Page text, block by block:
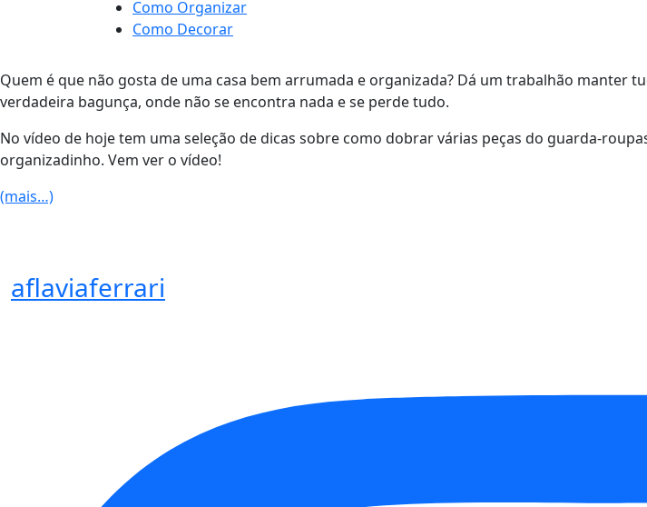
Como Organizar
Como Decorar
Quem é que não gosta de uma casa bem arrumada e organizada? Dá um trabalhão manter
verdadeira bagunça, onde não se encontra nada e se perde tudo.
No vídeo de hoje tem uma seleção de dicas sobre como dobrar várias peças do guarda-
organizadinho. Vem ver o vídeo!
(mais…)
aflaviaferrari